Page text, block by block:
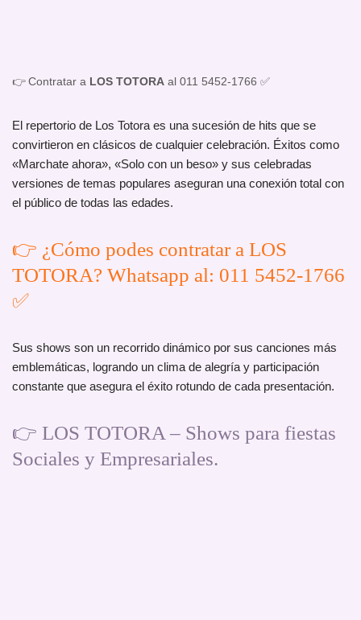
👉 Contratar a LOS TOTORA al 011 5452-1766 ✅
El repertorio de Los Totora es una sucesión de hits que se
convirtieron en clásicos de cualquier celebración. Éxitos como
«Marchate ahora», «Solo con un beso» y sus celebradas
versiones de temas populares aseguran una conexión total con
el público de todas las edades.
👉 ¿Cómo podes contratar a LOS
TOTORA? Whatsapp al: 011 5452-1766
✅
Sus shows son un recorrido dinámico por sus canciones más
emblemáticas, logrando un clima de alegría y participación
constante que asegura el éxito rotundo de cada presentación.
👉 LOS TOTORA – Shows para fiestas
Sociales y Empresariales.